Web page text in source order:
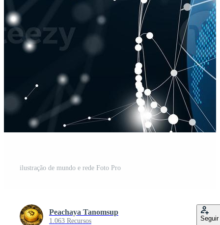
ilustração de mundo e rede Foto Pro
Peachaya Tanomsup
1.063 Recursos Seguir